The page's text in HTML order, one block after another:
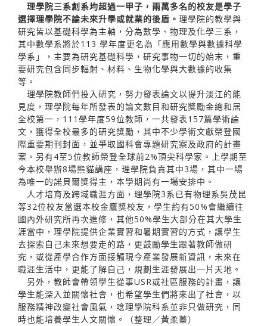
理學院三系創系均超過一甲子，兩萬多名的校友是學子
選擇理學院不論未來升學或就業的後盾。 理學院的教學與
研究皆以基礎科學為主軸，分為數學、物理及化學三系，
其中數學系將於113 學年度更名為「應用數學與數據科學
學系」，主要為研究基礎科學，研究事物一切的始末，重
要研究包含同步輻射、材料、生物化學與大數據的收集
等。
理學院教師們投入研究，努力發表論文以提升淡江的能
見度，理學院每年所發表的論文數目和研究獎勵金總和居
全校第一，111學年度59位教師，一共發表157篇學術論
文，獲得全校最多的研究獎勵，其中不少學術文獻榮登國
際重要期刊封面，並爭取國科會專題研究案及政府的計畫
案。另有4至5位教師榮登全球前2%頂尖科學家。上學期至
今本校舉辦8場熊貓講座，理學院負責其中3場，其中一場
為唯一的諾貝爾獎得主，本學期尚有一場安排中。
人才培育及跨域職涯方面，理學院3系已有物理系吳茂昆
等32位校友當選本校金鷹獎校友，學生約有50%會繼續往
國內外研究所再次進修，其他50%學生大部分在其大學生
涯當中，理學院提供企業實習和暑期實習的方式，讓學生
去探索自己未來想要走的路，更鼓勵學生跟著教師做研
究，或從產學合作方面接觸現今產業發展新資訊，未來在
職涯生活中，更能了解自己，規劃生涯發展出一片天地。
另外，教師會帶領學生從事USR或社區服務的計畫，讓
學生能深入並關懷社會，也希望學生們將來出了社會，以
服務精神改變社會風氣，唸理學院科系並非只做研究，同
時也能培養學生人文關懷。（整理／黃柔蓁）